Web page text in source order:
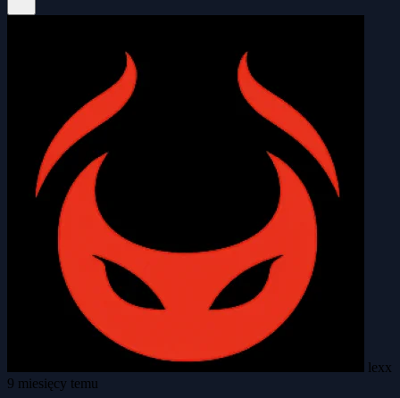
lexx
9 miesięcy temu